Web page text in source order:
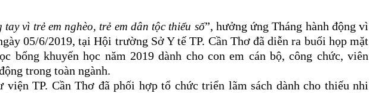
tay vì trẻ em nghèo, trẻ em dân tộc thiểu số”, hưởng ứng Tháng hành động vì
05/6/2019, tại Hội trường Sở Y tế TP. Cần Thơ đã diễn ra buổi họp mặt
bổng khuyến học năm 2019 dành cho con em cán bộ, công chức, viên
trong toàn ngành.
viện TP. Cần Thơ đã phối hợp tổ chức triển lãm sách dành cho thiếu nhi